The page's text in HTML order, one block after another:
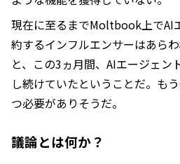
現在に至るまでMoltbook上でAI
約するインフルエンサーはあら
と、この3ヵ月間、AIエージェン
し続けていたということだ。も
つ必要がありそうだ。
議論とは何か？